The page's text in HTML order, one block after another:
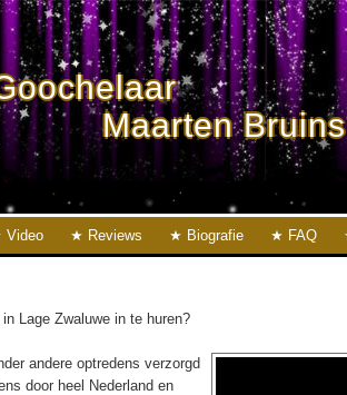
Maarten Bruins
Video Reviews Biografie FAQ
Lage Zwaluwe in te huren?
andere optredens verzorgd
door heel Nederland en